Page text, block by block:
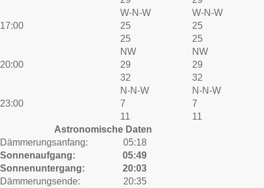
17:00
W-N-W
25
25
W-N-W
25
25
20:00
NW
29
32
NW
29
32
23:00
N-N-W
7
11
N-N-W
7
11
Astronomische Daten
Dämmerungsanfang:
Sonnenaufgang:
Sonnenuntergang:
Dämmerungsende:
05:18
05:49
20:03
20:35